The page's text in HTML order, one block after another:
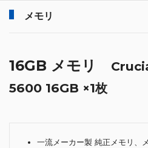
メモリ
16GB メモリ
5600 16GB ×1枚
一流メーカー製 純正メモリ、